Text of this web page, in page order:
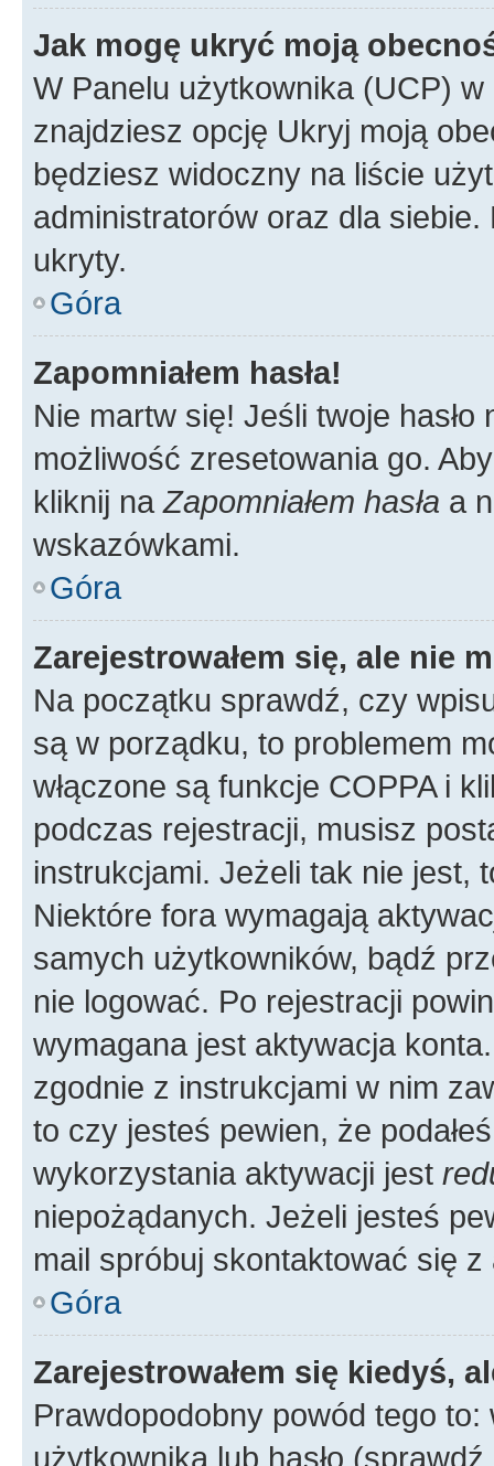
Jak mogę ukryć moją
W Panelu użytkownika (UCP) w
znajdziesz opcję Ukryj moją
będziesz widoczny na liście
administratorów oraz dla
ukryty.
Góra
Zapomniałem hasła!
Nie martw się! Jeśli twoje
możliwość zresetowania go.
kliknij naZapomniałem hasła a
wskazówkami.
Góra
Zarejestrowałem się, ale nie
Na początku sprawdź, czy
są w porządku, to problemem
włączone są funkcje COPPA i
podczas rejestracji, musisz
instrukcjami. Jeżeli tak nie jest,
Niektóre fora wymagają
samych użytkowników, bądź
nie logować. Po rejestracji
wymagana jest aktywacja
zgodnie z instrukcjami w nim
to czy jesteś pewien, że
wykorzystania aktywacji jest
niepożądanych. Jeżeli jesteś
mail spróbuj skontaktować się
Góra
Zarejestrowałem się kiedyś,
Prawdopodobny powód tego to:
użytkownika lub hasło